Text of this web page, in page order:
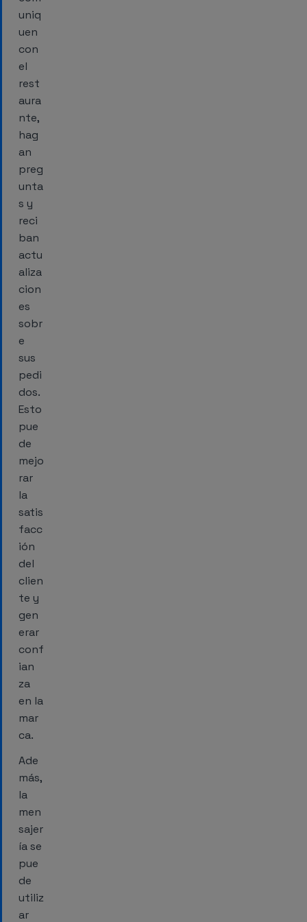
uniq
uen
con
el
rest
aura
nte,
hag
an
preg
unta
s y
reci
ban
actu
aliza
cion
es
sobr
e
sus
pedi
dos.
Esto
pue
de
mejo
rar
la
satis
facc
ión
del
clien
te y
gen
erar
conf
ian
za
en la
mar
ca.
Ade
más,
la
men
sajer
ía se
pue
de
utiliz
ar